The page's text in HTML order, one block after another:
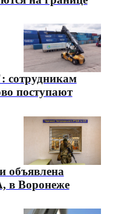
сотрудникам
поступают
объявлена
в Воронеже